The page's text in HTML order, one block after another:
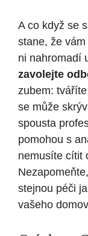
A co když se
stane, že
ni nahromadí
zavolejte
zubem:
se může
spousta
pomohou s
nemusíte cítit
stejnou péči
vašeho